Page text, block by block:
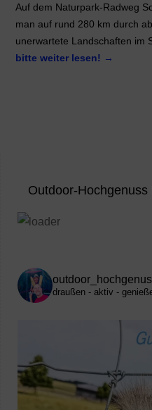
Auf dem Naturpark-Radweg
man auf rund 280 km durch
unerwartete Landschaften im
bitte weiter lesen! →
Outdoor-Hochgenuss
draußen - aktiv -